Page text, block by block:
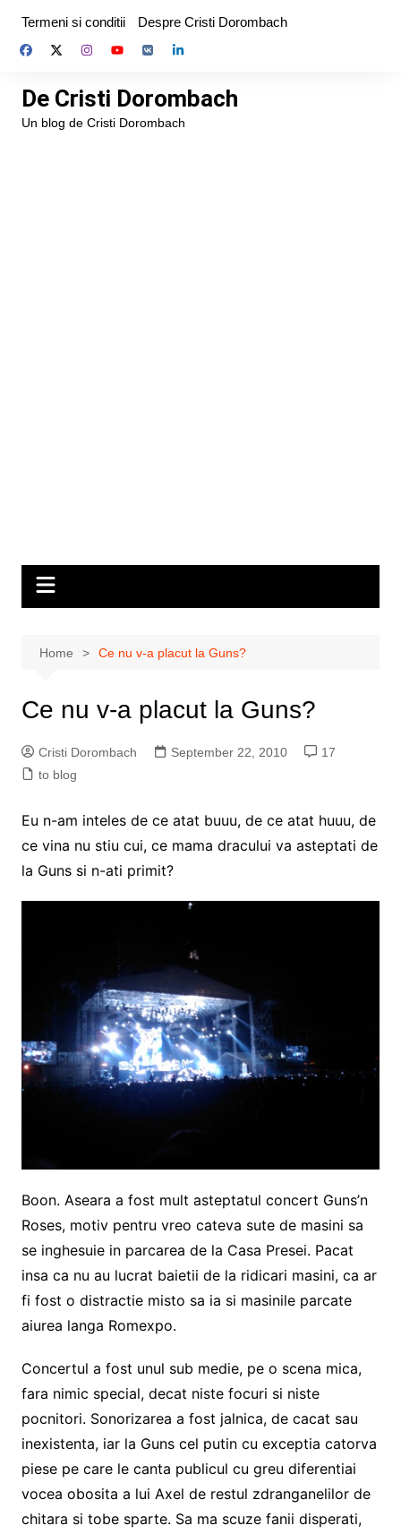
content
Termeni si conditii Despre Cristi Dorombach
De Cristi Dorombach
Un blog de Cristi Dorombach
Home Ce nu v-a placut la Guns?
Ce nu v-a placut la Guns?
Cristi Dorombach September 22, 2010
17
to blog
Eu n-am inteles de ce atat buuu, de ce atat huuu, de
ce vina nu stiu cui, ce mama dracului va asteptati de
la Guns si n-ati primit?
Boon. Aseara a fost mult asteptatul concert Guns’n
Roses, motiv pentru vreo cateva sute de masini sa
se inghesuie in parcarea de la Casa Presei. Pacat
insa ca nu au lucrat baietii de la ridicari masini, ca ar
fi fost o distractie misto sa ia si masinile parcate
aiurea langa Romexpo.
Concertul a fost unul sub medie, pe o scena mica,
fara nimic special, decat niste focuri si niste
pocnitori. Sonorizarea a fost jalnica, de cacat sau
inexistenta, iar la Guns cel putin cu exceptia catorva
piese pe care le canta publicul cu greu diferentiai
vocea obosita a lui Axel de restul zdranganelilor de
chitara si tobe sparte. Sa ma scuze fanii disperati,